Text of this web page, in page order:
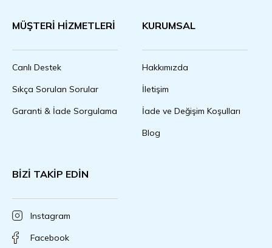
MÜŞTERİ HİZMETLERİ
Canlı Destek
Sıkça Sorulan Sorular
Garanti & İade Sorgulama
KURUMSAL
Hakkımızda
İletişim
İade ve Değişim Koşulları
Blog
BİZİ TAKİP EDİN
Instagram
Facebook